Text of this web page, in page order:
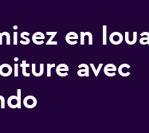
en
avec